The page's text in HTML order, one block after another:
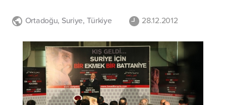
Ortadoğu, Suriye, Türkiye 28.12.2012